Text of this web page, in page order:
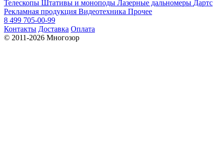
Телескопы Штативы и моноподы Лазерные дальномеры Дартс
Рекламная продукция Видеотехника Прочее
8 499 705-00-99
Контакты Доставка Оплата
© 2011-2026 Многозор